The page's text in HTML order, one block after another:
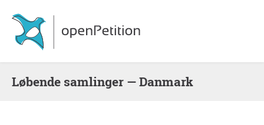
Løbende samlinger — Danmark